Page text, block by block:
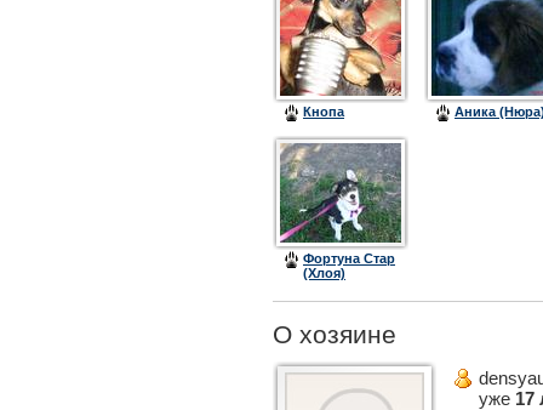
Кнопа Аника
Фортуна Стар
(Хлоя)
О хозяине
уже 17